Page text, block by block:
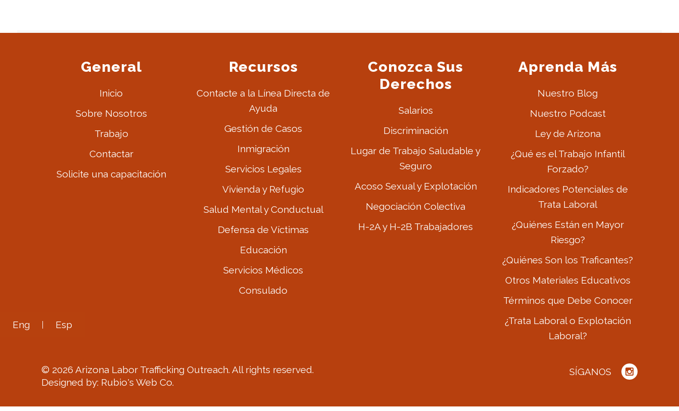
Eng Esp
General
Inicio
Sobre Nosotros
Trabajo
Contactar
Solicite una capacitación
Recursos
Contacte a la Línea Directa de
Ayuda
Gestión de Casos
Inmigración
Servicios Legales
Vivienda y Refugio
Salud Mental y Conductual
Defensa de Víctimas
Educación
Servicios Médicos
Consulado
Conozca Sus
Derechos
Salarios
Discriminación
Lugar de Trabajo Saludable y
Seguro
Acoso Sexual y Explotación
Negociación Colectiva
H-2A y H-2B Trabajadores
Aprenda Más
Nuestro Blog
Nuestro Podcast
Ley de Arizona
¿Qué es el Trabajo Infantil
Forzado?
Indicadores Potenciales de
Trata Laboral
¿Quiénes Están en Mayor
Riesgo?
¿Quiénes Son los Traficantes?
Otros Materiales Educativos
Términos que Debe Conocer
¿Trata Laboral o Explotación
Laboral?
© 2026 Arizona Labor Trafficking Outreach. All rights reserved.
Designed by: Rubio's Web Co.
SÍGANOS